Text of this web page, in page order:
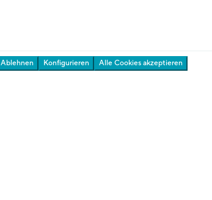
Ablehnen Konfigurieren Alle Cookies akzeptieren